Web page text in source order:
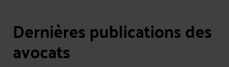
Dernières publications des
avocats